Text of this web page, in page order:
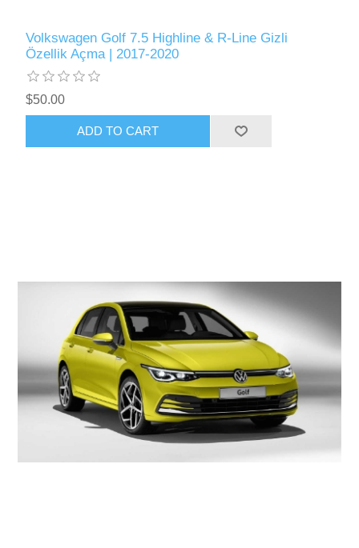
Volkswagen Golf 7.5 Highline & R-Line Gizli
Özellik Açma | 2017-2020
$50.00
ADD TO CART